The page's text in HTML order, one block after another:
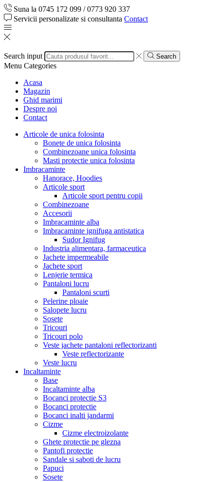
Suna la 0745 172 099 / 0773 920 337
Servicii personalizate si consultanta Contact
Search input Search
Menu Categories
Acasa
Magazin
Ghid marimi
Despre noi
Contact
Articole de unica folosinta
Bonete de unica folosinta
Combinezoane unica folosinta
Masti protectie unica folosinta
Imbracaminte
Hanorace, Hoodies
Articole sport
Articole sport pentru copii
Combinezoane
Accesorii
Imbracaminte alba
Imbracaminte ignifuga antistatica
Sudor Ignifug
Industria alimentara, farmaceutica
Jachete impermeabile
Jachete sport
Lenjerie termica
Pantaloni lucru
Pantaloni scurti
Pelerine ploaie
Salopete lucru
Sosete
Tricouri
Tricouri polo
Veste jachete pantaloni reflectorizanti
Veste reflectorizante
Veste lucru
Incaltaminte
Base
Incaltaminte alba
Bocanci protectie S3
Bocanci protectie
Bocanci inalti jandarmi
Cizme
Cizme electroizolante
Ghete protectie pe glezna
Pantofi protectie
Sandale si saboti de lucru
Papuci
Sosete